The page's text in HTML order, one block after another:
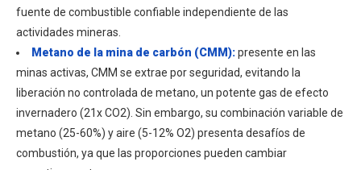
fuente de combustible confiable independiente de las
actividades mineras.
Metano de la mina de carbón (CMM):presente en las
minas activas, CMM se extrae por seguridad, evitando la
liberación no controlada de metano, un potente gas de efecto
invernadero (21x CO2). Sin embargo, su combinación variable de
metano (25-60%) y aire (5-12% O2) presenta desafíos de
combustión, ya que las proporciones pueden cambiar